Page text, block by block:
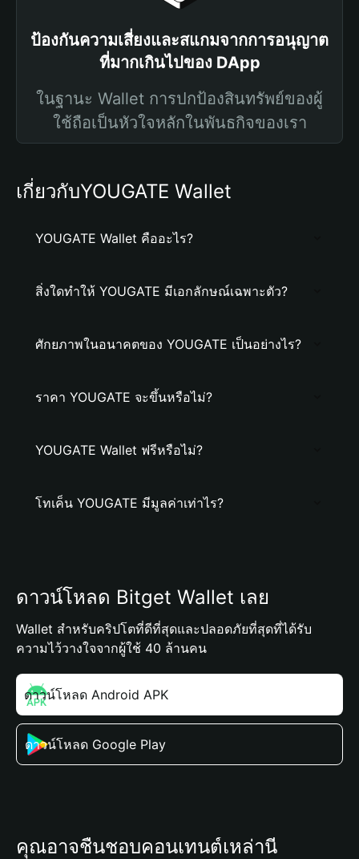
ป้องกันความเสี่ยงและสแกมจากการอนุญาต
ที่มากเกินไปของ DApp
ในฐานะ Wallet การปกป้องสินทรัพย์ของผู้
ใช้ถือเป็นหัวใจหลักในพันธกิจของเรา
เกี่ยวกับYOUGATE Wallet
YOUGATE Wallet คืออะไร?
สิ่งใดทำให้ YOUGATE มีเอกลักษณ์เฉพาะตัว?
ศักยภาพในอนาคตของ YOUGATE เป็นอย่างไร?
ราคา YOUGATE จะขึ้นหรือไม่?
YOUGATE Wallet ฟรีหรือไม่?
โทเค็น YOUGATE มีมูลค่าเท่าไร?
ดาวน์โหลด Bitget Wallet เลย
Wallet สำหรับคริปโตที่ดีที่สุดและปลอดภัยที่สุดที่ได้รับ
ความไว้วางใจจากผู้ใช้ 40 ล้านคน
ดาวน์โหลด Android APK
ดาวน์โหลด Google Play
คุณอาจชื่นชอบคอนเทนต์เหล่านี้